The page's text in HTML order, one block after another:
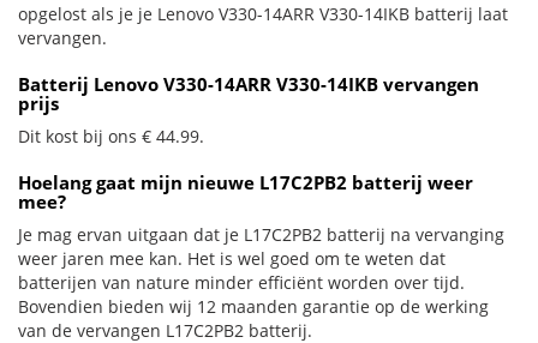
opgelost als je je Lenovo V330-14ARR V330-14IKB batterij laat
vervangen.
Batterij Lenovo V330-14ARR V330-14IKB vervangen
prijs
Dit kost bij ons € 44.99.
Hoelang gaat mijn nieuwe L17C2PB2 batterij weer
mee?
Je mag ervan uitgaan dat je L17C2PB2 batterij na vervanging
weer jaren mee kan. Het is wel goed om te weten dat
batterijen van nature minder efficiënt worden over tijd.
Bovendien bieden wij 12 maanden garantie op de werking
van de vervangen L17C2PB2 batterij.